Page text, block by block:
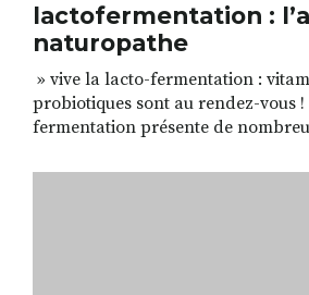
lactofermentation :
naturopathe
» vive la lacto-fermentation :
probiotiques sont au rendez-
fermentation présente de
l’assimilation des amidons et